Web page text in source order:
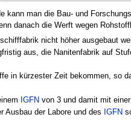
kann man die Bau- und
danach die Werft wegen
nicht höher ausgebaut
aus, die Nanitenfabrik auf
in kürzester Zeit bekommen, so
IGFN von 3 und damit mit
Ausbau der Labore und des
IGFN